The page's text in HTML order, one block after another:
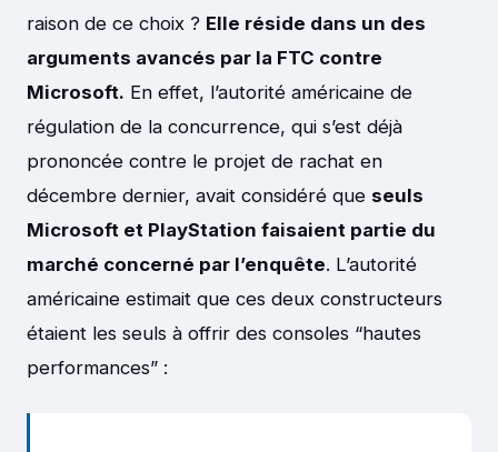
raison de ce choix ? Elle réside dans un des
arguments avancés par la FTC contre
Microsoft. En effet, l’autorité américaine de
régulation de la concurrence, qui s’est déjà
prononcée contre le projet de rachat en
décembre dernier, avait considéré que seuls
Microsoft et PlayStation faisaient partie du
marché concerné par l’enquête. L’autorité
américaine estimait que ces deux constructeurs
étaient les seuls à offrir des consoles “hautes
performances” :